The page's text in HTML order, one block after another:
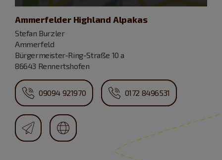
Ammerfelder Highland Alpakas
Stefan Burzler
Ammerfeld
Bürgermeister-Ring-Straße 10 a
86643 Rennertshofen
09094 921970 0172 8496531